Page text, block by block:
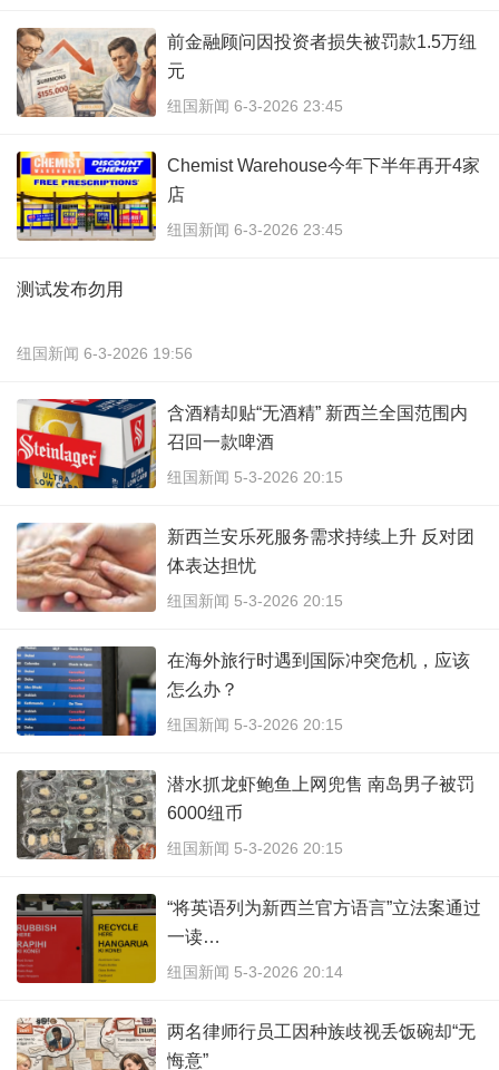
前金融顾问因投资者损失被罚款1.5万纽
元
纽国新闻 6-3-2026 23:45
Chemist Warehouse今年下半年再开4家
店
纽国新闻 6-3-2026 23:45
测试发布勿用
纽国新闻 6-3-2026 19:56
含酒精却贴“无酒精” 新西兰全国范围内
召回一款啤酒
纽国新闻 5-3-2026 20:15
新西兰安乐死服务需求持续上升 反对团
体表达担忧
纽国新闻 5-3-2026 20:15
在海外旅行时遇到国际冲突危机，应该
怎么办？
纽国新闻 5-3-2026 20:15
潜水抓龙虾鲍鱼上网兜售 南岛男子被罚
6000纽币
纽国新闻 5-3-2026 20:15
“将英语列为新西兰官方语言”立法案通过
一读…
纽国新闻 5-3-2026 20:14
两名律师行员工因种族歧视丢饭碗却“无
悔意”